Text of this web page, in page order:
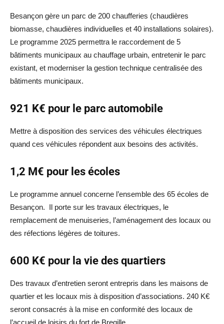
Besançon gère un parc de 200 chaufferies (chaudières
biomasse, chaudières individuelles et 40 installations solaires).
Le programme 2025 permettra le raccordement de 5
bâtiments municipaux au chauffage urbain, entretenir le parc
existant, et moderniser la gestion technique centralisée des
bâtiments municipaux.
921 K€ pour le parc automobile
Mettre à disposition des services des véhicules électriques
quand ces véhicules répondent aux besoins des activités.
1,2 M€ pour les écoles
Le programme annuel concerne l’ensemble des 65 écoles de
Besançon. Il porte sur les travaux électriques, le
remplacement de menuiseries, l’aménagement des locaux ou
des réfections légères de toitures.
600 K€ pour la vie des quartiers
Des travaux d’entretien seront entrepris dans les maisons de
quartier et les locaux mis à disposition d’associations. 240 K€
seront consacrés à la mise en conformité des locaux de
l’accueil de loisirs du fort de Bregille